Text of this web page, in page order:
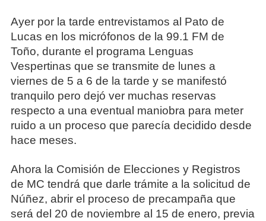
Ayer por la tarde entrevistamos al Pato de
Lucas en los micrófonos de la 99.1 FM de
Toño, durante el programa Lenguas
Vespertinas que se transmite de lunes a
viernes de 5 a 6 de la tarde y se manifestó
tranquilo pero dejó ver muchas reservas
respecto a una eventual maniobra para meter
ruido a un proceso que parecía decidido desde
hace meses.
Ahora la Comisión de Elecciones y Registros
de MC tendrá que darle trámite a la solicitud de
Núñez, abrir el proceso de precampaña que
será del 20 de noviembre al 15 de enero, previa